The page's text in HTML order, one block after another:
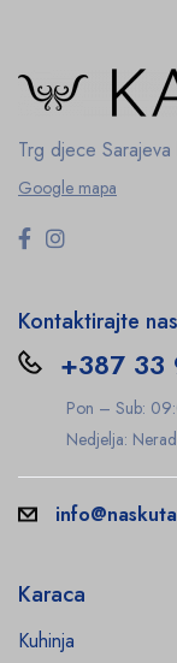
Trg djece Sarajeva
Google mapa
Kontaktirajte nas
+387 33
Pon – Sub:
Nedjelja:
Karaca
Kuhinja